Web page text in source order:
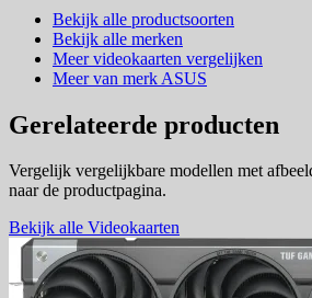
Bekijk alle productsoorten
Bekijk alle merken
Meer videokaarten vergelijken
Meer van merk ASUS
Gerelateerde producten
Vergelijk vergelijkbare modellen met
naar de productpagina.
Bekijk alle Videokaarten